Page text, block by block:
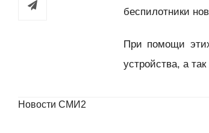
беспилотники
При помощи
устройства, а
Новости СМИ2